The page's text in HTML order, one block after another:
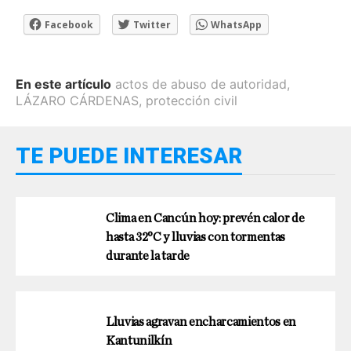
Facebook Twitter WhatsApp
En este artículo actos de abuso de autoridad,
LÁZARO CÁRDENAS, protección civil
TE PUEDE INTERESAR
Clima en Cancún hoy: prevén calor de
hasta 32°C y lluvias con tormentas
durante la tarde
Lluvias agravan encharcamientos en
Kantunilkín